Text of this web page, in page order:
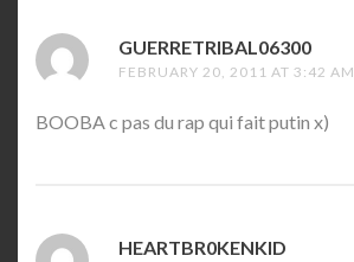
GUERRETRIBAL06300
FEBRUARY 20, 2011 AT 3:42 AM
BOOBA c pas du rap qui fait putin x)
HEARTBR0KENKID